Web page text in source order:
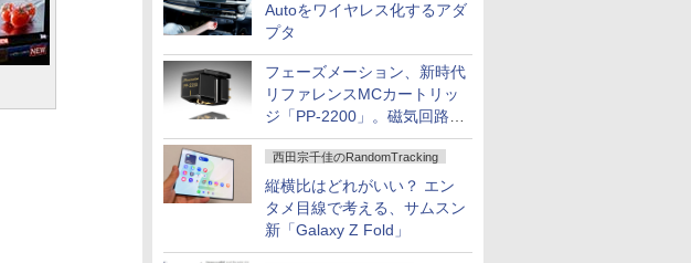
Autoをワイヤレス化するアダ
プタ
フェーズメーション、新時代
リファレンスMCカートリッ
ジ「PP-2200」。磁気回路や
ハウジングを根本から見直し
西田宗千佳のRandomTracking
縦横比はどれがいい？ エン
タメ目線で考える、サムスン
新「Galaxy Z Fold」